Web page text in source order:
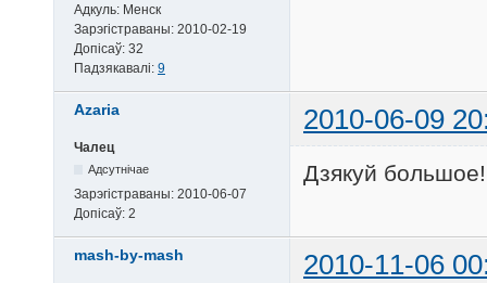
Адкуль: Менск
Зарэгістраваны: 2010-02-19
Допісаў: 32
Падзякавалі: 9
Azaria 2010-06-09
Чалец
Адсутнічае
Зарэгістраваны: 2010-06-07
Допісаў: 2
Дзякуй
mash-by-mash 2010-11-06